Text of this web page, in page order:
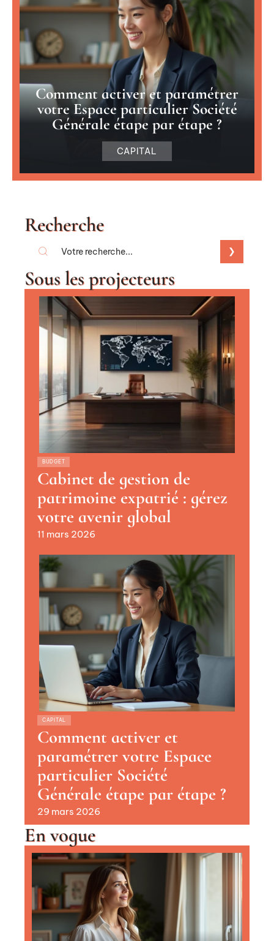
Comment activer et paramétrer
votre Espace particulier Société
Générale étape par étape ?
CAPITAL
Recherche
Sous les projecteurs
BUDGET
Cabinet de gestion de
patrimoine expatrié : gérez
votre avenir global
11 mars 2026
CAPITAL
Comment activer et
paramétrer votre Espace
particulier Société
Générale étape par étape ?
29 mars 2026
En vogue